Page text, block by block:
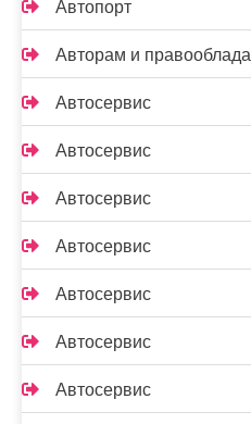
Автопорт
Авторам и
Автосервис
Автосервис
Автосервис
Автосервис
Автосервис
Автосервис
Автосервис